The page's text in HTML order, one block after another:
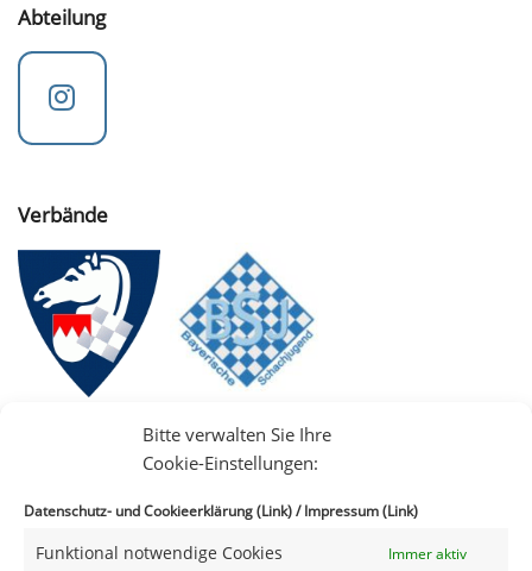
Bitte verwalten Sie Ihre
Cookie-Einstellungen:
Datenschutz- und Cookieerklärung (Link)/Impressum (Link)
Funktional notwendige Cookies Immer aktiv
Abteilung
Verbände